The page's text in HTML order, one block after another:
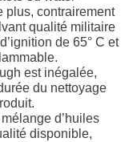
plus, contrairement
qualité militaire
de 65° C et
est inégalée,
du nettoyage
d’huiles
disponible,